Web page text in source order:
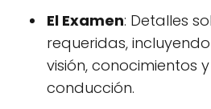
El Examen: Detalles
requeridas,
visión, conocimientos
conducción.